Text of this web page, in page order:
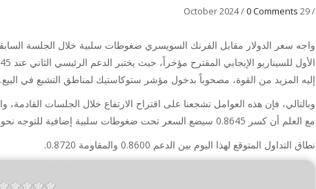
/
29 October 2024
/0 Comments
إليه المزيد من القوة، مصحوباً بدخول مؤشر ستوكاستيك لمناطق التشبع في البيع.
مع العلم أن كسر 0.8645 سيضع السعر تحت ضغوطات سلبية إضافية للتوجه نحو زيارة مناطق 0.8543 على المدى القريب.
نطاق التداول المتوقع لهذا اليوم بين الدعم 0.8600 والمقاومة 0.8720.